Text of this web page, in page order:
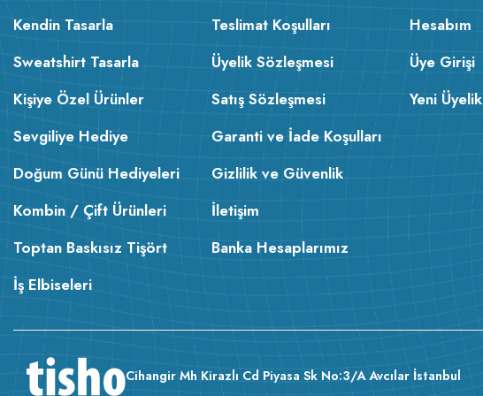
Kendin Tasarla
Sweatshirt Tasarla
Kişiye Özel Ürünler
Sevgiliye Hediye
Doğum Günü Hediyeleri
Kombin / Çift Ürünleri
Toptan Baskısız Tişört
İş Elbiseleri
Teslimat Koşulları
Üyelik Sözleşmesi
Satış Sözleşmesi
Garanti ve İade Koşulları
Gizlilik ve Güvenlik
İletişim
Banka Hesaplarımız
Hesabım
Üye Girişi
Yeni Üyelik
Cihangir Mh Kirazlı Cd Piyasa Sk No:3/A Avcılar İstanbul